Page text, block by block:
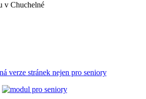
v Chuchelné
verze stránek nejen pro seniory